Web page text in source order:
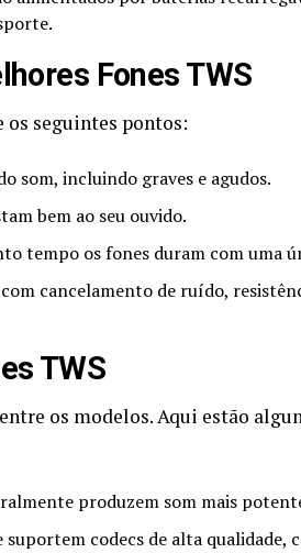
Fones TWS
os seguintes pontos:
som, incluindo graves e agudos.
bem ao seu ouvido.
tempo os fones duram com uma
cancelamento de ruído,
TWS
os modelos. Aqui estão
produzem som mais
codecs de alta qualidade,